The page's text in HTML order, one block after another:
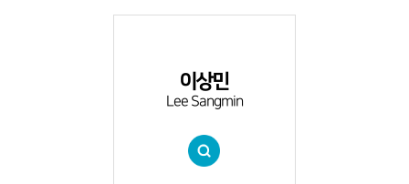
이상민
Lee Sangmin